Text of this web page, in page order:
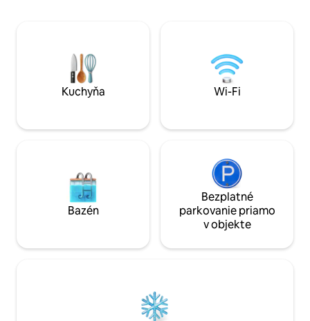
si môžete vychutnať skvelú polohu v
záhrade. Na vaše použitie je k dispozícii
dobre vybavená kuchyňa.
Kuchyňa Wi-Fi
Bazén
Bezplatné
parkovanie priamo
v objekte